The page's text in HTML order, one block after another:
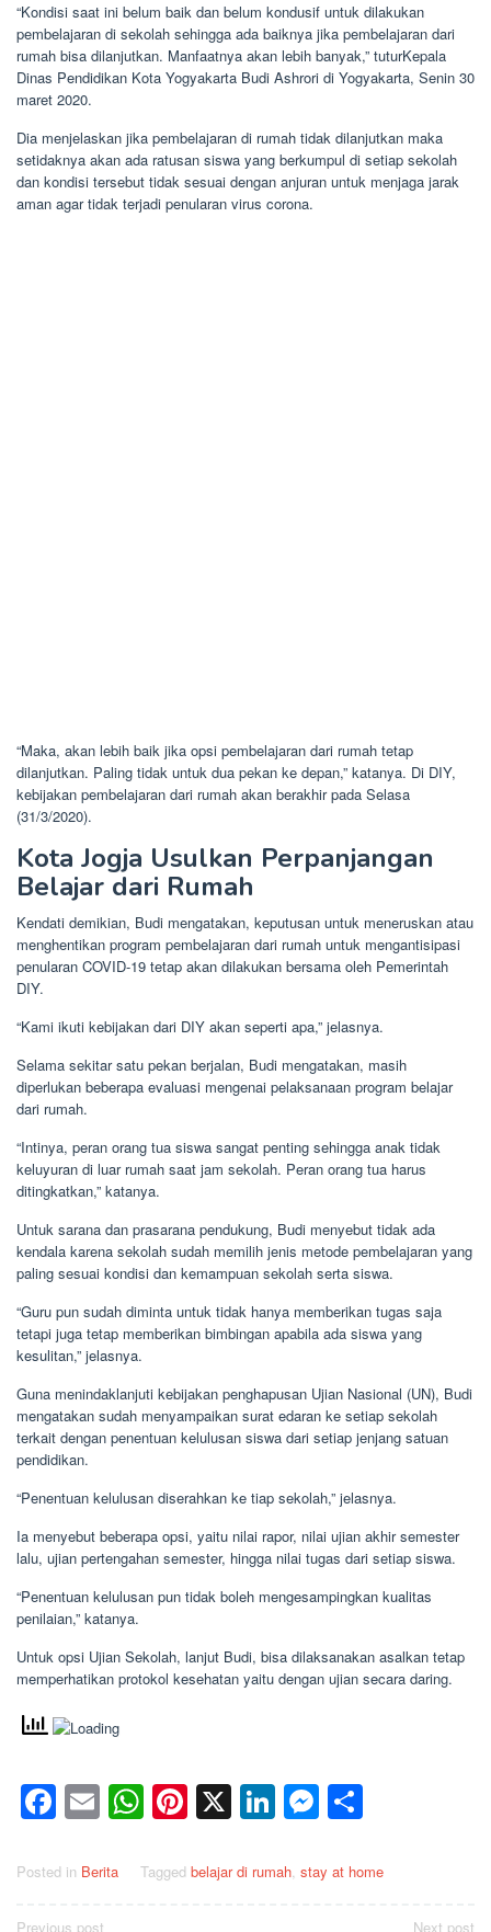
“Kondisi saat ini belum baik dan belum kondusif untuk dilakukan
pembelajaran di sekolah sehingga ada baiknya jika pembelajaran dari
rumah bisa dilanjutkan. Manfaatnya akan lebih banyak,” tuturKepala
Dinas Pendidikan Kota Yogyakarta Budi Ashrori di Yogyakarta, Senin 30
maret 2020.
Dia menjelaskan jika pembelajaran di rumah tidak dilanjutkan maka
setidaknya akan ada ratusan siswa yang berkumpul di setiap sekolah
dan kondisi tersebut tidak sesuai dengan anjuran untuk menjaga jarak
aman agar tidak terjadi penularan virus corona.
“Maka, akan lebih baik jika opsi pembelajaran dari rumah tetap
dilanjutkan. Paling tidak untuk dua pekan ke depan,” katanya. Di DIY,
kebijakan pembelajaran dari rumah akan berakhir pada Selasa
(31/3/2020).
Kota Jogja Usulkan Perpanjangan
Belajar dari Rumah
Kendati demikian, Budi mengatakan, keputusan untuk meneruskan atau
menghentikan program pembelajaran dari rumah untuk mengantisipasi
penularan COVID-19 tetap akan dilakukan bersama oleh Pemerintah
DIY.
“Kami ikuti kebijakan dari DIY akan seperti apa,” jelasnya.
Selama sekitar satu pekan berjalan, Budi mengatakan, masih
diperlukan beberapa evaluasi mengenai pelaksanaan program belajar
dari rumah.
“Intinya, peran orang tua siswa sangat penting sehingga anak tidak
keluyuran di luar rumah saat jam sekolah. Peran orang tua harus
ditingkatkan,” katanya.
Untuk sarana dan prasarana pendukung, Budi menyebut tidak ada
kendala karena sekolah sudah memilih jenis metode pembelajaran yang
paling sesuai kondisi dan kemampuan sekolah serta siswa.
“Guru pun sudah diminta untuk tidak hanya memberikan tugas saja
tetapi juga tetap memberikan bimbingan apabila ada siswa yang
kesulitan,” jelasnya.
Guna menindaklanjuti kebijakan penghapusan Ujian Nasional (UN), Budi
mengatakan sudah menyampaikan surat edaran ke setiap sekolah
terkait dengan penentuan kelulusan siswa dari setiap jenjang satuan
pendidikan.
“Penentuan kelulusan diserahkan ke tiap sekolah,” jelasnya.
Ia menyebut beberapa opsi, yaitu nilai rapor, nilai ujian akhir semester
lalu, ujian pertengahan semester, hingga nilai tugas dari setiap siswa.
“Penentuan kelulusan pun tidak boleh mengesampingkan kualitas
penilaian,” katanya.
Untuk opsi Ujian Sekolah, lanjut Budi, bisa dilaksanakan asalkan tetap
memperhatikan protokol kesehatan yaitu dengan ujian secara daring.
Facebook
EmailWhatsApp
Pinterest
X LinkedIn
Posted in Berita Tagged belajar di rumah, stay at home
Previous post Next post